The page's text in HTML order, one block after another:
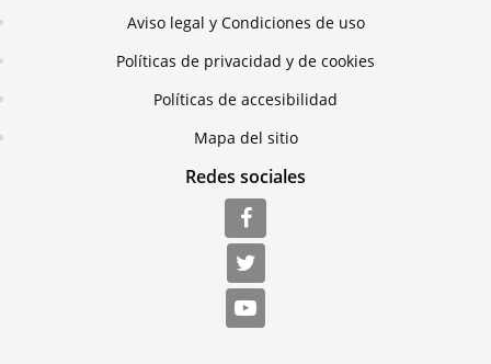
Aviso legal y Condiciones de uso
Políticas de privacidad y de cookies
Políticas de accesibilidad
Mapa del sitio
Redes sociales